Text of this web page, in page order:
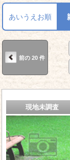
あいうえお順
前の 20 件
現地未調査